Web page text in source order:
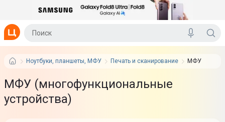
Ноутбуки, планшеты, МФУ Печать и сканирование МФУ
МФУ (многофункциональные
устройства)